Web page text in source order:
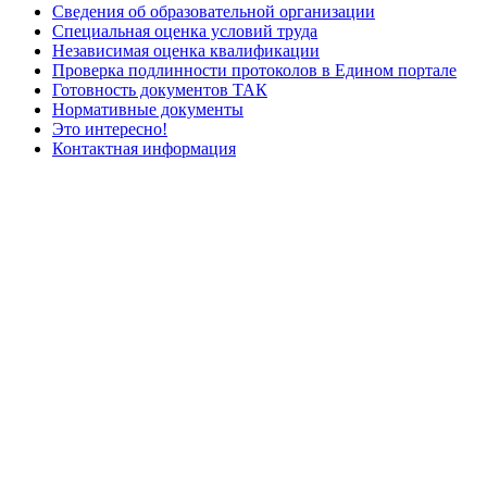
Сведения об образовательной организации
Cпециальная оценка условий труда
Независимая оценка квалификации
Проверка подлинности протоколов в Едином портале
Готовность документов ТАК
Нормативные документы
Это интересно!
Контактная информация